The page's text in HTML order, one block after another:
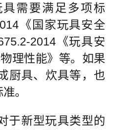
需要满足多项标
《国家玩具安全
2014《玩具安
理性能》等。如果
厨具、炊具等，也
。
新型玩具类型的